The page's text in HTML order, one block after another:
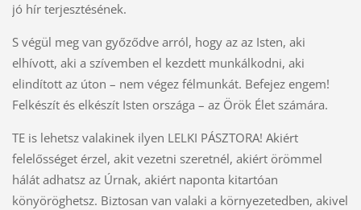
jó hír terjesztésének.
S végül meg van győződve arról, hogy az az Isten, aki
elhívott, aki a szívemben el kezdett munkálkodni, aki
elindított az úton – nem végez félmunkát. Befejez engem!
Felkészít és elkészít Isten országa – az Örök Élet számára.
TE is lehetsz valakinek ilyen LELKI PÁSZTORA! Akiért
felelősséget érzel, akit vezetni szeretnél, akiért örömmel
hálát adhatsz az Úrnak, akiért naponta kitartóan
könyöröghetsz. Biztosan van valaki a környezetedben, akivel